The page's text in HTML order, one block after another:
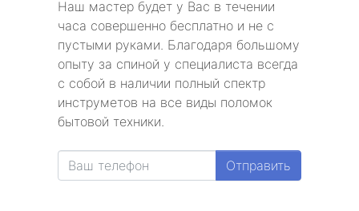
Наш мастер будет у Вас в течении
часа совершенно бесплатно и не с
пустыми руками. Благодаря большому
опыту за спиной у специалиста всегда
с собой в наличии полный спектр
инструметов на все виды поломок
бытовой техники.
Отправить